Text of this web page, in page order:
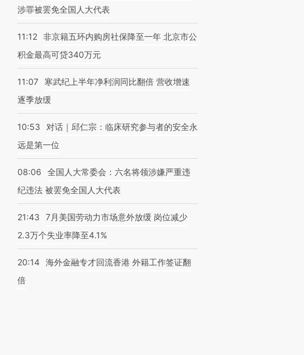
涉罪被罢免全国人大代表
11:12 非京籍五环内购房社保降至一年 北京市公
积金最高可贷340万元
11:07
寒武纪上半年净利润同比翻倍 营收增速
逐季放缓
10:53
对话｜邱仁宗：临床研究参与者的安全永
远是第一位
08:06
全国人大常委会：六名将领涉嫌严重违
纪违法 被罢免全国人大代表
21:43
7月美国劳动力市场意外放缓 岗位减少
2.3万个失业率降至4.1%
20:14 海外金融专才回流香港 外籍工作签证翻
倍